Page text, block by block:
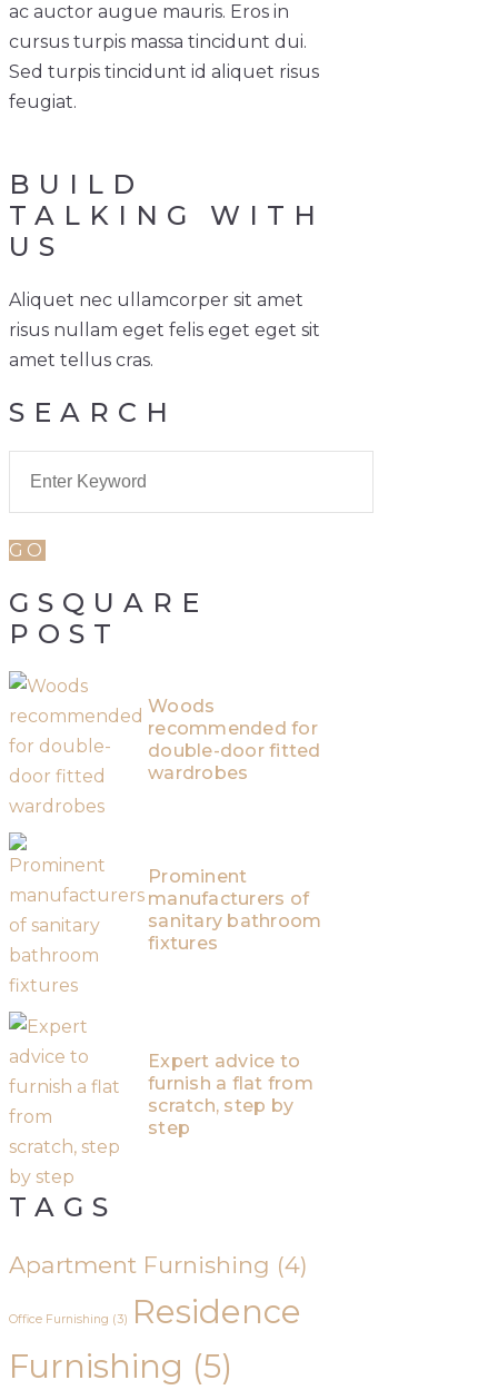
ac auctor augue mauris. Eros in
cursus turpis massa tincidunt dui.
Sed turpis tincidunt id aliquet risus
feugiat.
BUILD
TALKING WITH
US
Aliquet nec ullamcorper sit amet
risus nullam eget felis eget eget sit
amet tellus cras.
SEARCH
GSQUARE
POST
Woods
recommended for
double-door fitted
wardrobes
Prominent
manufacturers of
sanitary bathroom
fixtures
Expert advice to
furnish a flat from
scratch, step by
step
TAGS
Apartment Furnishing (4)
Office Furnishing (3)
Residence
Furnishing (5)